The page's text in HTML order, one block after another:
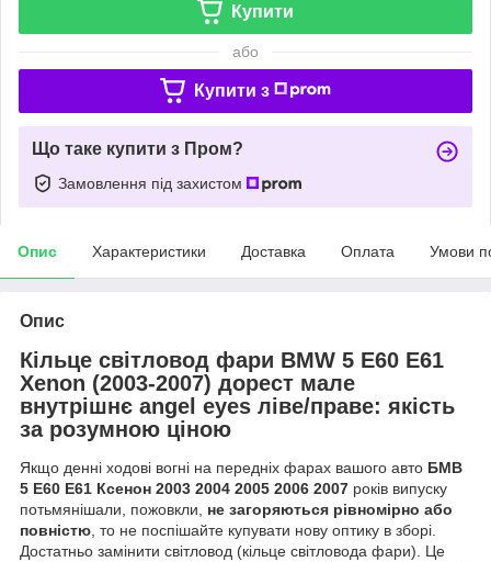
Купити
або
Купити з
Що таке купити з Пром?
Замовлення під захистом
Опис Характеристики Доставка Оплата Умови
Опис
Кільце світловод фари BMW 5 E60 E61
Xenon (2003-2007) дорест мале
внутрішнє angel eyes ліве/праве: якість
за розумною ціною
Якщо денні ходові вогні на передніх фарах вашого авто БМВ
5 Е60 Е61 Ксенон 2003 2004 2005 2006 2007 років випуску
потьмянішали, пожовкли, не загоряються рівномірно або
повністю, то не поспішайте купувати нову оптику в зборі.
Достатньо замінити світловод (кільце світловода фари). Це